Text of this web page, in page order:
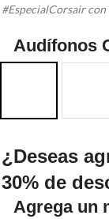
#EspecialCorsair con
Audífonos
¿Deseas
30% de
Agrega un